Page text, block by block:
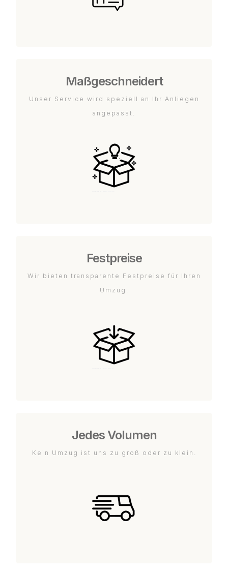
Maßgeschneidert
Unser Service wird speziell an Ihr Anliegen
angepasst.
Festpreise
Wir bieten transparente Festpreise für Ihren
Umzug.
Jedes Volumen
Kein Umzug ist uns zu groß oder zu klein.